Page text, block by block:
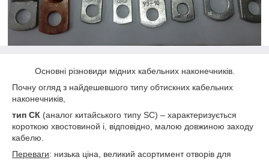
Основні різновиди мідних кабельних наконечників.
Почну огляд з найдешевшого типу обтискних кабельних
наконечників,
тип СК (аналог китайського типу SC) – характеризується
короткою хвостовиной і, відповідно, малою довжиною заходу
кабелю.
Переваги: низька ціна, великий асортимент отворів для